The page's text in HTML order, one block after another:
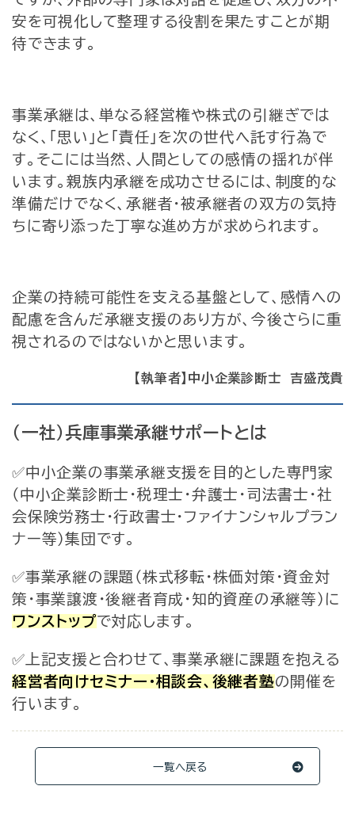
安を可視化して整理する役割を果たすことが期
待できます。
事業承継は、単なる経営権や株式の引継ぎでは
なく、「思い」と「責任」を次の世代へ託す行為で
す。そこには当然、人間としての感情の揺れが伴
います。親族内承継を成功させるには、制度的な
準備だけでなく、承継者・被承継者の双方の気持
ちに寄り添った丁寧な進め方が求められます。
企業の持続可能性を支える基盤として、感情への
配慮を含んだ承継支援のあり方が、今後さらに重
視されるのではないかと思います。
【執筆者】中小企業診断士 吉盛茂貴
（一社）兵庫事業承継サポートとは
✅中小企業の事業承継支援を目的とした専門家
（中小企業診断士・税理士・弁護士・司法書士・社
会保険労務士・行政書士・ファイナンシャルプラン
ナー等）集団です。
✅事業承継の課題（株式移転・株価対策・資金対
策・事業譲渡・後継者育成・知的資産の承継等）に
ワンストップで対応します。
✅上記支援と合わせて、事業承継に課題を抱える
経営者向けセミナー・相談会、後継者塾の開催を
行います。
一覧へ戻る